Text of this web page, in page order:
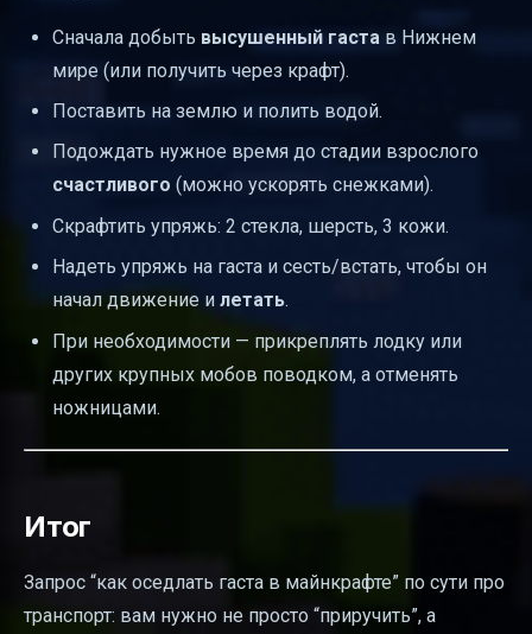
Сначала добыть высушенный гаста в Нижнем
мире (или получить через крафт).
Поставить на землю и полить водой.
Подождать нужное время до стадии взрослого
счастливого (можно ускорять снежками).
Скрафтить упряжь: 2 стекла, шерсть, 3 кожи.
Надеть упряжь на гаста и сесть/встать, чтобы он
начал движение и летать.
При необходимости — прикреплять лодку или
других крупных мобов поводком, а отменять
ножницами.
Итог
Запрос “как оседлать гаста в майнкрафте” по сути про
транспорт: вам нужно не просто “приручить”, а